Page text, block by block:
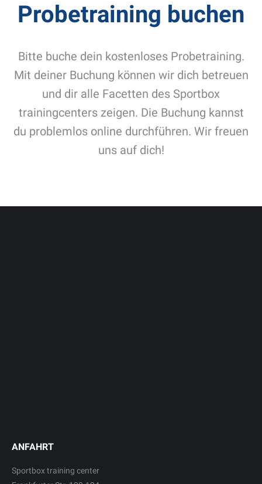
Probetraining buchen
Bitte buche dein kostenloses Probetraining.
Mit deiner Buchung können wir dich betreuen
und dir alle Facetten des Sportbox
trainingcenters zeigen. Die Buchung kannst
du problemlos online durchführen. Wir freuen
uns auf dich!
ANFAHRT
Sportbox training center